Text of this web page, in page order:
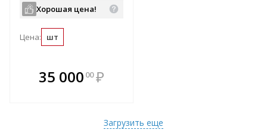
Хорошая цена!
Цена: шт
35 000 00 ₽
Загрузить еще